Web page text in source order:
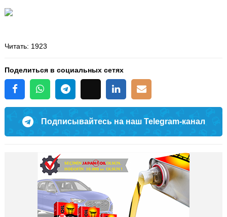
Читать: 1923
Поделиться в социальных сетях
Подписывайтесь на наш Telegram-канал